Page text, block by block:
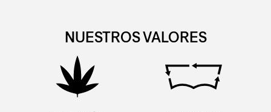
NUESTROS VALORES